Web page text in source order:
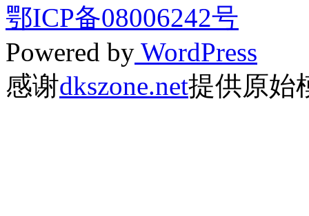
鄂ICP备08006242号
Powered by WordPress
感谢dkszone.net提供原始